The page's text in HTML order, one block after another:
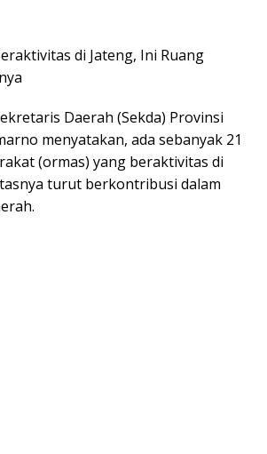
di Jateng, Ini Ruang
Daerah (Sekda) Provinsi
menyatakan, ada sebanyak 21
(ormas) yang beraktivitas di
turut berkontribusi dalam